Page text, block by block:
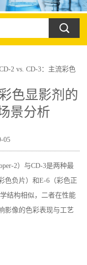
2 vs. CD-3：主流彩色
能对比与应用场景分析
色显影剂的
景分析
05
2）与CD-3是两种最
色负片）和E-6（彩色正
结构相似，二者在性能
影像的色彩表现与工艺